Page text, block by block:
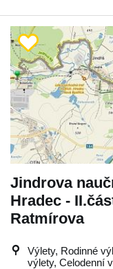
Jindrova
Hradec -
Ratmírova
Výlety, Rodinné
výlety, Celodenní